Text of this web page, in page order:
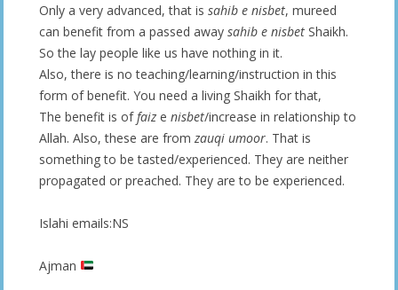
Only a very advanced, that is sahib e nisbet, mureed
can benefit from a passed away sahib e nisbet Shaikh.
So the lay people like us have nothing in it.
Also, there is no teaching/learning/instruction in this
form of benefit. You need a living Shaikh for that,
The benefit is of faiz e nisbet/increase in relationship to
Allah. Also, these are from zauqi umoor. That is
something to be tasted/experienced. They are neither
propagated or preached. They are to be experienced.
Islahi emails:NS
Ajman